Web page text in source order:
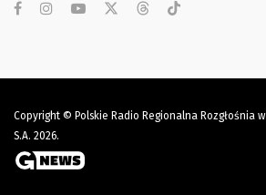
Copyright © Polskie Radio Regionalna Rozgłośnia
S.A. 2026.